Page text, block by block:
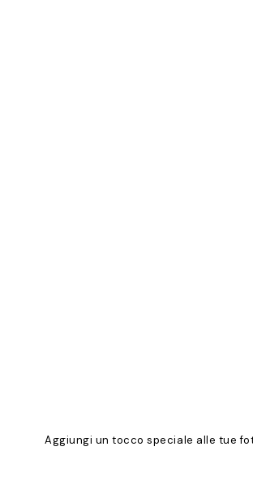
Aggiungi un tocco speciale alle tue